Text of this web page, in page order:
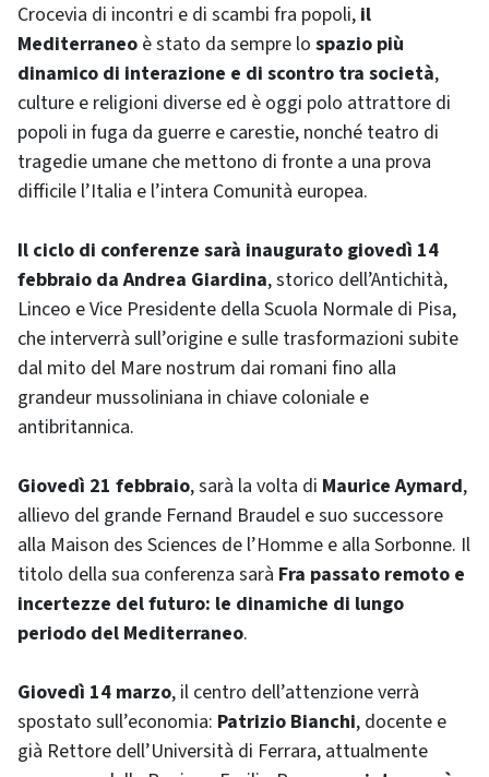
Crocevia di incontri e di scambi fra popoli, il
Mediterraneo è stato da sempre lo spazio più
dinamico di interazione e di scontro tra società,
culture e religioni diverse ed è oggi polo attrattore di
popoli in fuga da guerre e carestie, nonché teatro di
tragedie umane che mettono di fronte a una prova
difficile l’Italia e l’intera Comunità europea.
Il ciclo di conferenze sarà inaugurato giovedì 14
febbraio da Andrea Giardina, storico dell’Antichità,
Linceo e Vice Presidente della Scuola Normale di Pisa,
che interverrà sull’origine e sulle trasformazioni subite
dal mito del Mare nostrum dai romani fino alla
grandeur mussoliniana in chiave coloniale e
antibritannica.
Giovedì 21 febbraio, sarà la volta di Maurice Aymard,
allievo del grande Fernand Braudel e suo successore
alla Maison des Sciences de l’Homme e alla Sorbonne. Il
titolo della sua conferenza sarà Fra passato remoto e
incertezze del futuro: le dinamiche di lungo
periodo del Mediterraneo.
Giovedì 14 marzo, il centro dell’attenzione verrà
spostato sull’economia: Patrizio Bianchi, docente e
già Rettore dell’Università di Ferrara, attualmente